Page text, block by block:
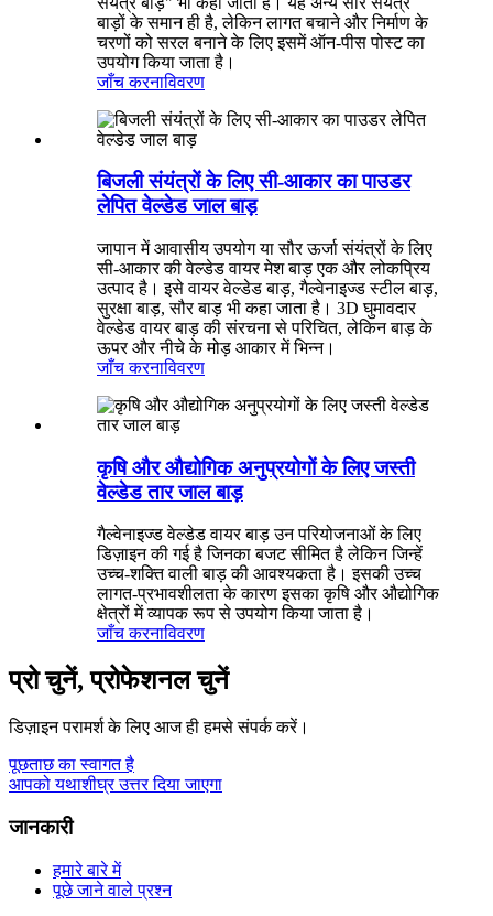
बाड़ों के समान ही है, लेकिन लागत बचाने और निर्माण के
चरणों को सरल बनाने के लिए इसमें ऑन-पीस पोस्ट का
उपयोग किया जाता है।
जाँच करनाविवरण
बिजली संयंत्रों के लिए सी-आकार का पाउडर
लेपित वेल्डेड जाल बाड़
जापान में आवासीय उपयोग या सौर ऊर्जा संयंत्रों के लिए
सी-आकार की वेल्डेड वायर मेश बाड़ एक और लोकप्रिय
उत्पाद है। इसे वायर वेल्डेड बाड़, गैल्वेनाइज्ड स्टील बाड़,
सुरक्षा बाड़, सौर बाड़ भी कहा जाता है। 3D घुमावदार
वेल्डेड वायर बाड़ की संरचना से परिचित, लेकिन बाड़ के
ऊपर और नीचे के मोड़ आकार में भिन्न।
जाँच करनाविवरण
कृषि और औद्योगिक अनुप्रयोगों के लिए जस्ती
वेल्डेड तार जाल बाड़
गैल्वेनाइज्ड वेल्डेड वायर बाड़ उन परियोजनाओं के लिए
डिज़ाइन की गई है जिनका बजट सीमित है लेकिन जिन्हें
उच्च-शक्ति वाली बाड़ की आवश्यकता है। इसकी उच्च
लागत-प्रभावशीलता के कारण इसका कृषि और औद्योगिक
क्षेत्रों में व्यापक रूप से उपयोग किया जाता है।
जाँच करनाविवरण
प्रो चुनें, प्रोफेशनल चुनें
डिज़ाइन परामर्श के लिए आज ही हमसे संपर्क करें।
पूछताछ का स्वागत है
आपको यथाशीघ्र उत्तर दिया जाएगा
जानकारी
हमारे बारे में
पूछे जाने वाले प्रश्न